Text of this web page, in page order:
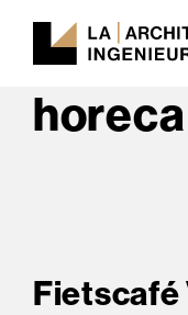
inhoudhoreca
Fietscafé